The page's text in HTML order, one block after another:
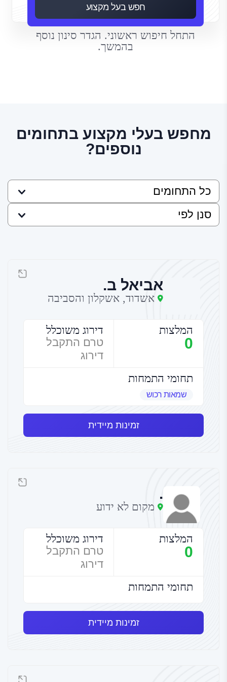
חפש בעל מקצוע
התחל חיפוש ראשוני. הגדר סינון נוסף
בהמשך.
מחפש בעלי מקצוע בתחומים
נוספים?
אביאל ב.
אשדוד, אשקלון והסביבה
המלצות
0
דירוג משוכלל
טרם התקבל
דירוג
תחומי התמחות
שמאות רכוש
זמינות מיידית
.
מקום לא ידוע
המלצות
0
דירוג משוכלל
טרם התקבל
דירוג
תחומי התמחות
זמינות מיידית